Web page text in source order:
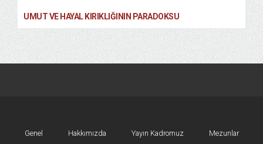
UMUT VE HAYAL KIRIKLIĞININ PARADOKSU
Genel Hakkımızda Yayın Kadromuz Mezunlar